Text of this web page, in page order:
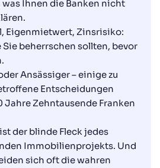
Ihnen die Banken nicht
Eigenmietwert, Zinsrisiko:
beherrschen sollten, bevor
Ansässiger – einige zu
Entscheidungen
Jahre Zehntausende Franken
der blinde Fleck jedes
Immobilienprojekts. Und
sich oft die wahren